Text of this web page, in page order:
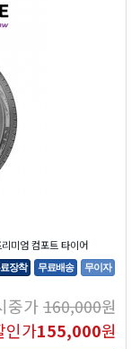
미엄 컴포트 타이어
장착 무료배송 무이자
중가160,000원
인가155,000원